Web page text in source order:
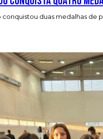
conquistou duas medalhas